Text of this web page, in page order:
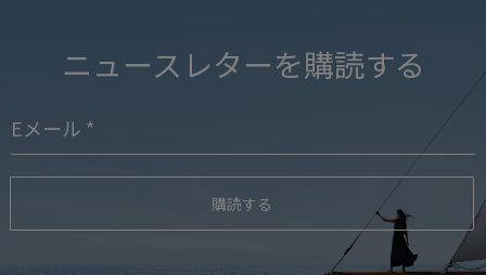
ニュースレターを購読する
購読する